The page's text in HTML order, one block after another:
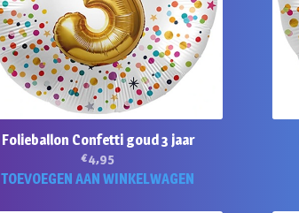
Folieballon Confetti goud 3 jaar
€4,95
TOEVOEGEN AAN WINKELWAGEN